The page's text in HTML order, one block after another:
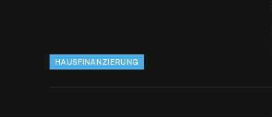
HAUSFINANZIERUNG